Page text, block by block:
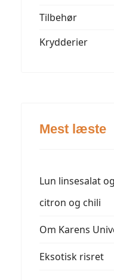
Tilbehør
Krydderier
Mest læste
Lun linsesalat
citron og chili
Om Karens
Eksotisk risret